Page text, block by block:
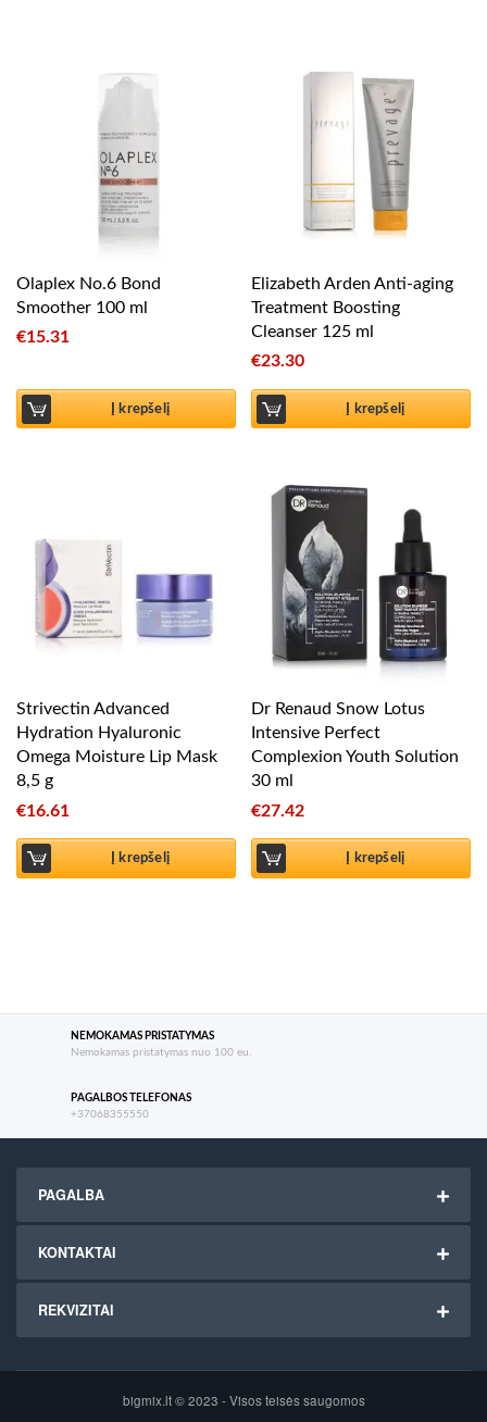
Olaplex No.6 Bond
Smoother 100 ml
€15.31
Į krepšelį
Elizabeth Arden Anti-aging
Treatment Boosting
Cleanser 125 ml
€23.30
Į krepšelį
Strivectin Advanced
Hydration Hyaluronic
Omega Moisture Lip Mask
8,5 g
€16.61
Į krepšelį
Dr Renaud Snow Lotus
Intensive Perfect
Complexion Youth Solution
30 ml
€27.42
Į krepšelį
NEMOKAMAS PRISTATYMAS
Nemokamas pristatymas nuo 100 eu.
PAGALBOS TELEFONAS
+37068355550
PAGALBA
KONTAKTAI
REKVIZITAI
bigmix.lt © 2023 - Visos teisės saugomos